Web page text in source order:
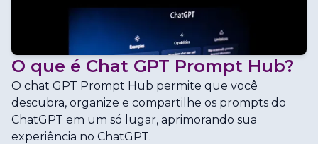
O que é Chat GPT Prompt Hub?
O chat GPT Prompt Hub permite que você
descubra, organize e compartilhe os prompts do
ChatGPT em um só lugar, aprimorando sua
experiência no ChatGPT.